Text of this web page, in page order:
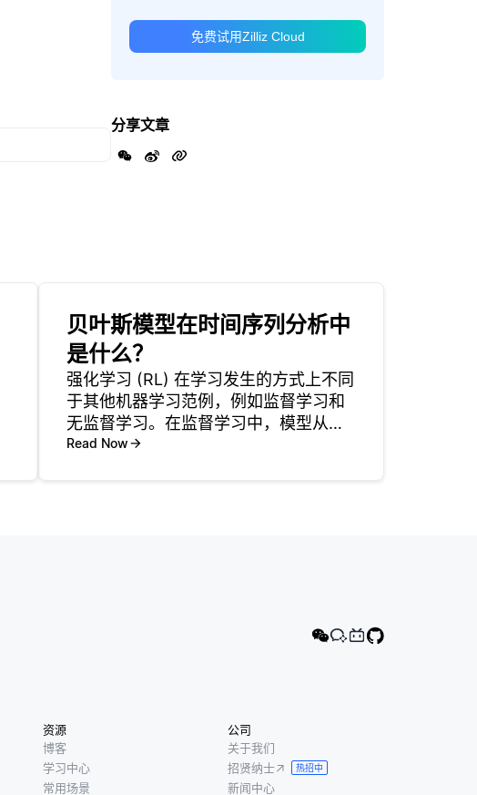
免费试用Zilliz Cloud
分享文章
贝叶斯模型在时间序列分析中
是什么？
强化学习 (RL) 在学习发生的方式上不同
于其他机器学习范例，例如监督学习和
无监督学习。在监督学习中，模型从标
记的数据集中学习，其中输入-输出对是
Read Now
资源
博客
学习中心
常用场景
公司
关于我们
招贤纳士
热招中
新闻中心